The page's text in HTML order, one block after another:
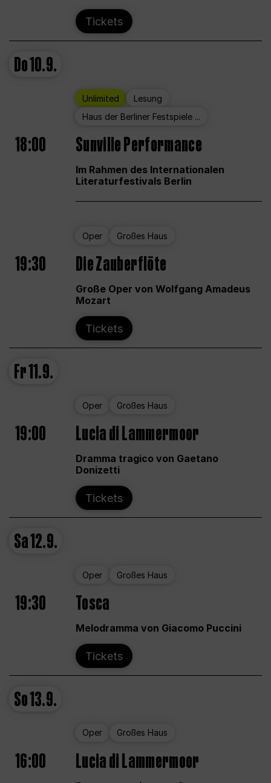
Tickets
Do10.9.
Unlimited
Lesung
Haus der Berliner Festspiele ...
18:00 Sunville Performance
Im Rahmen des Internationalen
Literaturfestivals Berlin
Oper Großes Haus
19:30 Die Zauberflöte
Große Oper von Wolfgang Amadeus
Mozart
Tickets
Fr11.9.
Oper Großes Haus
19:00 Lucia di Lammermoor
Dramma tragico von Gaetano
Donizetti
Tickets
Sa12.9.
Oper Großes Haus
19:30 Tosca
Melodramma von Giacomo Puccini
Tickets
So13.9.
Oper Großes Haus
16:00 Lucia di Lammermoor